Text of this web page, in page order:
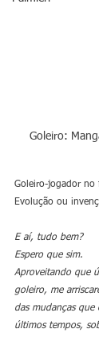
Goleiro:
Goleiro-jogador no
Evolução ou
E aí, tudo bem?
Espero que sim.
Aproveitando que
goleiro, me
das mudanças que
últimos tempos,